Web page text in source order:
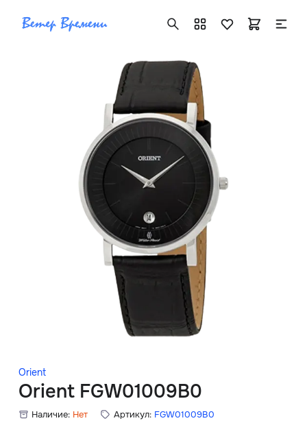
Orient
Orient FGW01009B0
Наличие: Нет Артикул: FGW01009B0
+7 ( 705 ) 181-42-50
info@vetervremeni.kz
Авторизация
Каталог
Мужские часы
Женские часы
Скидки
Главная